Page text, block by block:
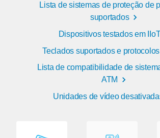
Lista de sistemas de proteção de
suportados
Dispositivos testados em
Teclados suportados e
Lista de compatibilidade de
ATM
Unidades de vídeo